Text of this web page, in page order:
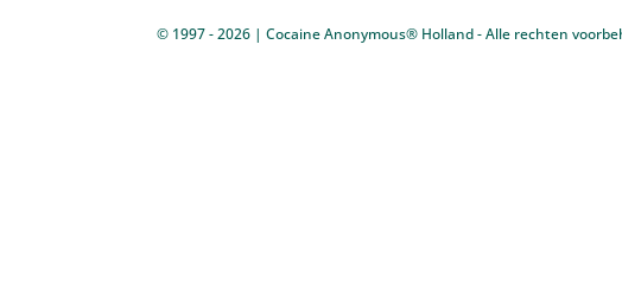
© 1997 - 2026 | Cocaine Anonymous® Holland - Alle rechten